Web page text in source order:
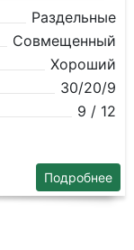
Раздельные
Совмещенный
Хороший
30/20/9
9 / 12
Подробнее